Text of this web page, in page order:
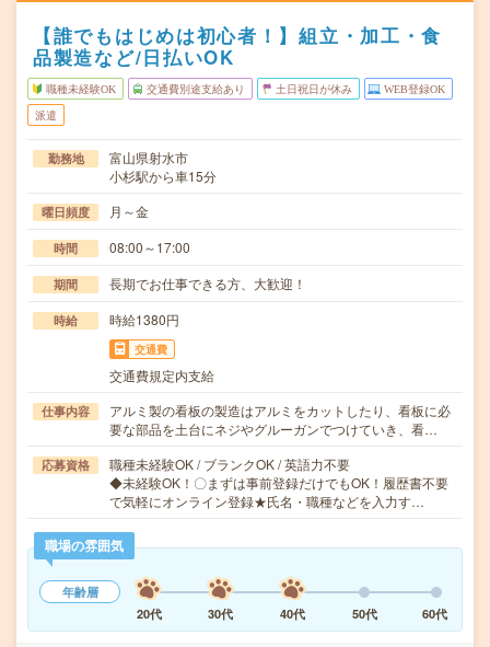
【誰でもはじめは初心者！】組立・加工・食
品製造など/日払いOK
職種未経験OK 交通費別途支給あり 土日祝日が休み WEB登録OK
派遣
勤務地
富山県射水市
小杉駅から車15分
曜日頻度 月～金
時間 08:00～17:00
期間 長期でお仕事できる方、大歓迎！
時給 時給1380円
交通費
交通費規定内支給
仕事内容
アルミ製の看板の製造はアルミをカットしたり、看板に必
要な部品を土台にネジやグルーガンでつけていき、看…
応募資格
職種未経験OK / ブランクOK / 英語力不要
◆未経験OK！〇まずは事前登録だけでもOK！履歴書不要
で気軽にオンライン登録★氏名・職種などを入力す…
職場の雰囲気
年齢層
20代
30代 40代 50代 60代